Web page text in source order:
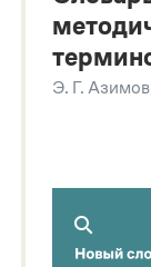
Э. Г.